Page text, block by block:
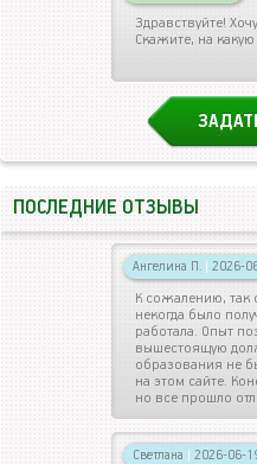
Здравствуйте!
Скажите, на
ПОСЛЕДНИЕ ОТЗЫВЫ
Ангелина П. | 2026-
К сожалению, так
некогда было
работала. Опыт
вышестоящую
образования не
на этом сайте.
но все прошло
Светлана | 2026-06-